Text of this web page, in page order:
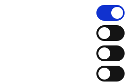
die Cookie-Einstellungen
. Es befindet
Fußzeile zu den Einstellungen der
widerrufen oder ändern zu